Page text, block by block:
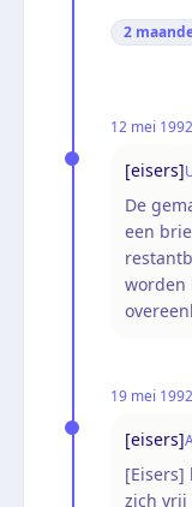
2
12 mei 1992
[eisers]
De
een
worden
19 mei 1992
[eisers]
zich vrij